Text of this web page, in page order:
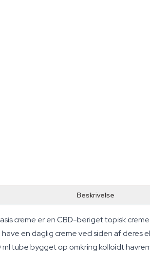
Beskrivelse
creme er en CBD-beriget topisk
have en daglig creme ved siden af
tube bygget op omkring kolloidt